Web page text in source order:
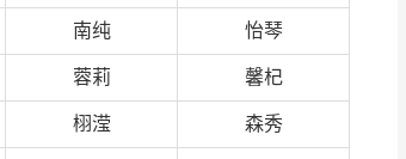
南纯 怡琴
蓉莉 馨杞
栩滢 森秀